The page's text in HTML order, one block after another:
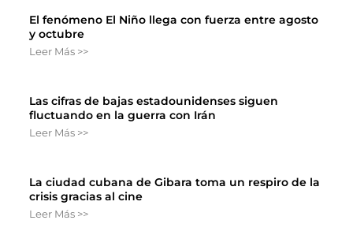
El fenómeno El Niño llega con fuerza entre agosto
y octubre
Leer Más >>
Las cifras de bajas estadounidenses siguen
fluctuando en la guerra con Irán
Leer Más >>
La ciudad cubana de Gibara toma un respiro de la
crisis gracias al cine
Leer Más >>